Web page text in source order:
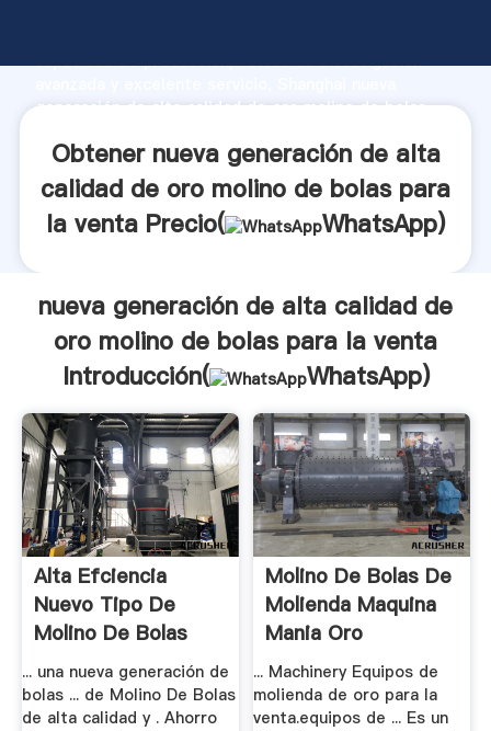
capacidad de producción, fuerza de investigación
generación de alta calidad de oro molino de bolas
a todos los clientes.
Obtener nueva generación de alta
calidad de oro molino de bolas para
la venta Precio(
WhatsApp)
nueva generación de alta calidad de
oro molino de bolas para la venta
Introducción(
WhatsApp)
Alta Efciencia
Nuevo Tipo De
Molino De Bolas
... una nueva generación de
bolas ... de Molino De Bolas
de alta calidad y . Ahorro
Molino De Bolas De
Molienda Maquina
Mania Oro
... Machinery Equipos de
molienda de oro para la
venta.equipos de ... Es un